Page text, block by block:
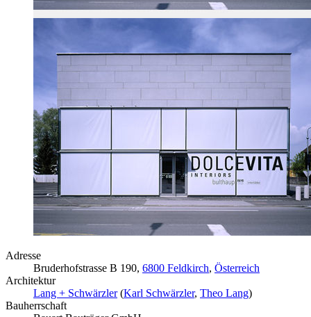
Adresse
Bruderhofstrasse B 190, 6800 Feldkirch, Österreich
Architektur
Lang + Schwärzler(Karl Schwärzler, Theo Lang)
Bauherrschaft